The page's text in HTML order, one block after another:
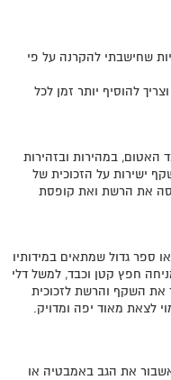
שחישבתי להקרנה על פי
להוסיף יותר זמן לכל
במהירות ובזהירות
ישירות על הזכוכית של
את הרשת ואת קופסת
ספר גדול שמתאים במידותיו
חפץ קטן וכבד, למשל דלי
את השקף והרשת לזכוכית
לצאת מאוד יפה ומדויק.
את הגב באמבטיה או